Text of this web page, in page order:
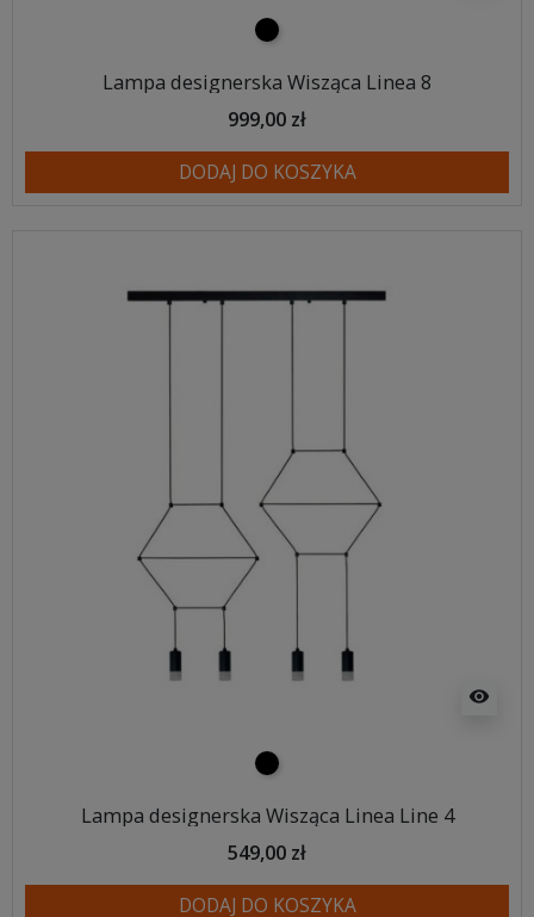
czarny
Lampa designerska Wisząca Linea 8
999,00 zł
DODAJ DO KOSZYKA
visibility
czarny
Lampa designerska Wisząca Linea Line 4
549,00 zł
DODAJ DO KOSZYKA